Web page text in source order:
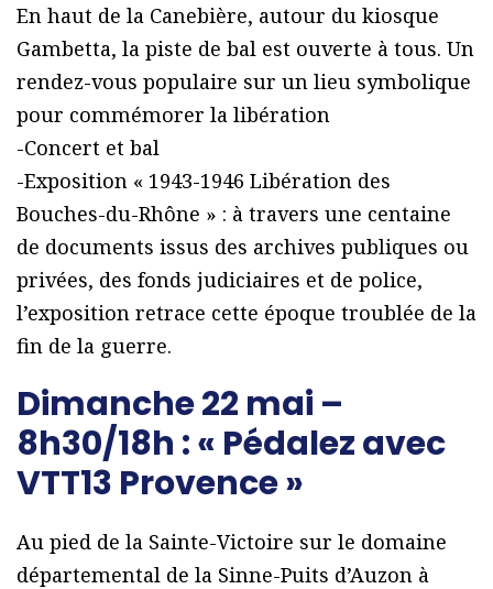
En haut de la Canebière, autour du kiosque
Gambetta, la piste de bal est ouverte à tous. Un
rendez-vous populaire sur un lieu symbolique
pour commémorer la libération
-Concert et bal
-Exposition « 1943-1946 Libération des
Bouches-du-Rhône » : à travers une centaine
de documents issus des archives publiques ou
privées, des fonds judiciaires et de police,
l’exposition retrace cette époque troublée de la
fin de la guerre.
Dimanche 22 mai –
8h30/18h : « Pédalez avec
VTT13 Provence »
Au pied de la Sainte-Victoire sur le domaine
départemental de la Sinne-Puits d’Auzon à